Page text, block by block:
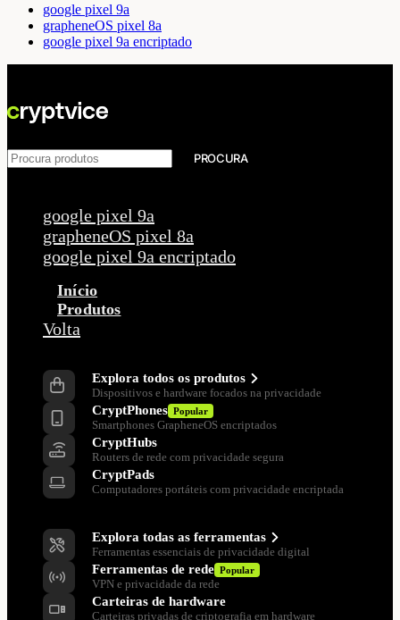
google pixel 9a
grapheneOS pixel 8a
google pixel 9a encriptado
PROCURA
google pixel 9a
grapheneOS pixel 8a
google pixel 9a encriptado
Início
Produtos
Volta
Explora todos os produtos
Dispositivos e hardware focados na privacidade
CryptPhones Popular
Smartphones GrapheneOS encriptados
CryptHubs
Routers de rede com privacidade segura
CryptPads
Computadores portáteis com privacidade encriptada
Explora todas as ferramentas
Ferramentas essenciais de privacidade digital
Ferramentas de rede Popular
VPN e privacidade da rede
Carteiras de hardware
Carteiras privadas de criptografia em hardware